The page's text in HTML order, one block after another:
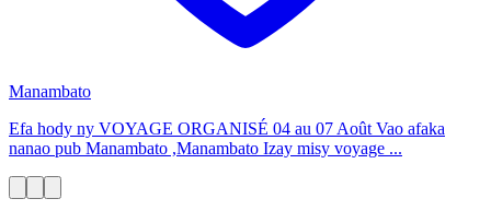
Manambato
Efa hody ny VOYAGE ORGANISÉ 04 au 07 Août Vao afaka
nanao pub Manambato ,Manambato Izay misy voyage ...